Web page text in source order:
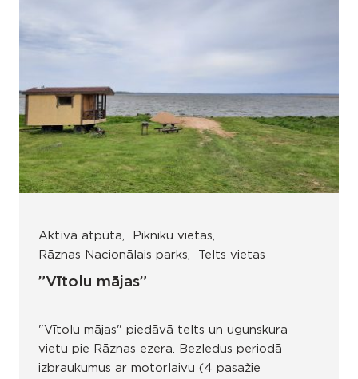
Aktīvā atpūta
Pikniku vietas
Rāznas Nacionālais parks
Telts vietas
”Vītolu mājas”
"Vītolu mājas" piedāvā telts un ugunskura
vietu pie Rāznas ezera. Bezledus periodā
izbraukumus ar motorlaivu (4 pasažie